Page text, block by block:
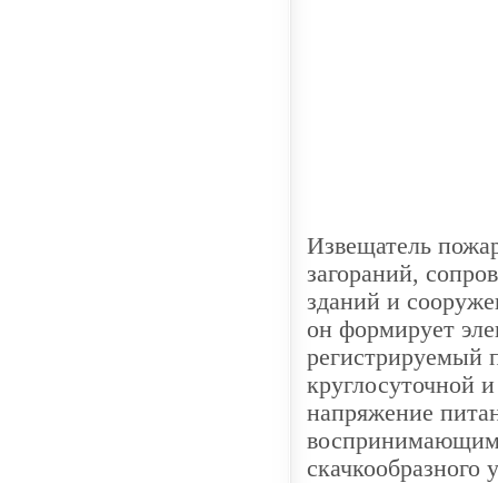
Извещатель
загораний,
зданий и
он формирует
регистрируемый
круглосуточной
напряжение